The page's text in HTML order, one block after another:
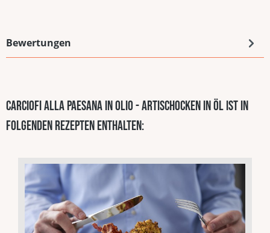
Bewertungen
Carciofi alla Paesana in Olio - Artischocken in Öl ist in
folgenden Rezepten enthalten: